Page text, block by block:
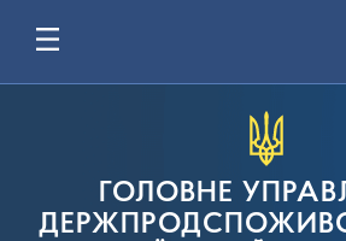
ГОЛОВНЕ